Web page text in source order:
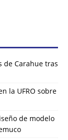
de Carahue tras
la UFRO sobre
de modelo